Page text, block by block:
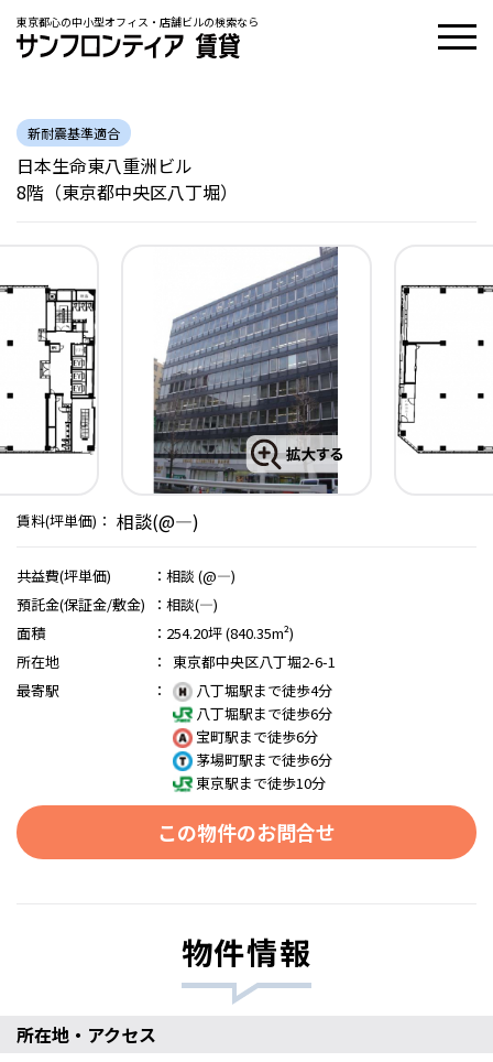
東京都心の中小型オフィス・店舗ビルの検索なら
新耐震基準適合
日本生命東八重洲ビル
8階（東京都中央区八丁堀）
賃料(坪単価)： 相談(@―)
共益費(坪単価) ： 相談 (@―)
預託金(保証金/敷金)
： 相談(―)
面積
： 254.20坪 (840.35m²)
所在地
：
東京都中央区八丁堀2-6-1
最寄駅
：
八丁堀駅まで徒歩4分
八丁堀駅まで徒歩6分
宝町駅まで徒歩6分
茅場町駅まで徒歩6分
東京駅まで徒歩10分
この物件のお問合せ
物件情報
所在地・アクセス